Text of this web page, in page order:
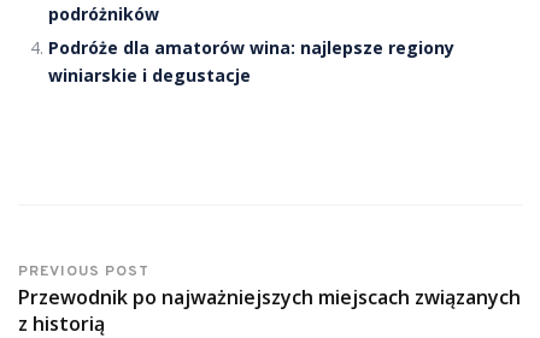
podróżników
Podróże dla amatorów wina: najlepsze regiony
winiarskie i degustacje
PREVIOUS POST
Przewodnik po najważniejszych miejscach związanych
z historią